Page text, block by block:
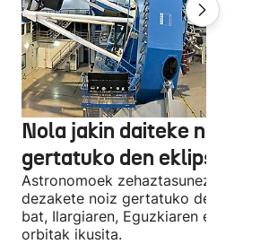
Nola jakin daiteke noiz
gertatuko den eklipse bat?
Astronomoek zehaztasunez kalkula
dezakete noiz gertatuko den eklipse
bat, Ilargiaren, Eguzkiaren eta
orbitak ikusita.